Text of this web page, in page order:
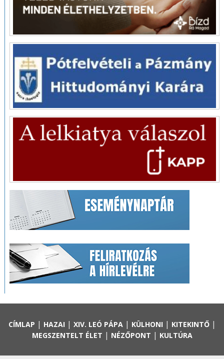
CÍMLAP | HAZAI | XIV. LEÓ PÁPA| KÜLHONI | KITEKINTŐ|
MEGSZENTELT ÉLET | NÉZŐPONT | KULTÚRA